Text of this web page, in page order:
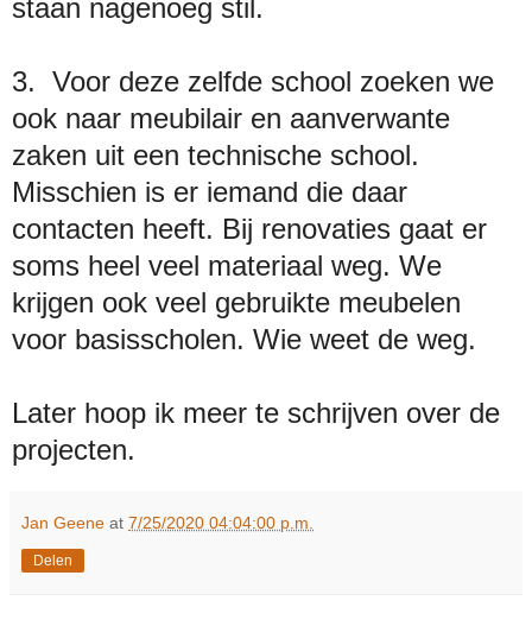
staan nagenoeg stil.
3. Voor deze zelfde school zoeken we
ook naar meubilair en aanverwante
zaken uit een technische school.
Misschien is er iemand die daar
contacten heeft. Bij renovaties gaat er
soms heel veel materiaal weg. We
krijgen ook veel gebruikte meubelen
voor basisscholen. Wie weet de weg.
Later hoop ik meer te schrijven over de
projecten.
Jan Geene at 7/25/2020 04:04:00 p.m.
Delen